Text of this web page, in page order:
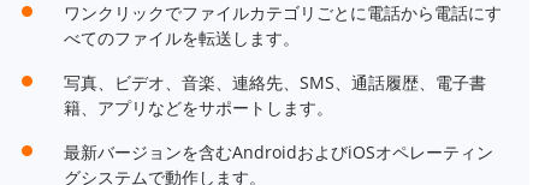
ワンクリックでファイルカテゴリごとに電話から電話にす
べてのファイルを転送します。
写真、ビデオ、音楽、連絡先、SMS、通話履歴、電子書
籍、アプリなどをサポートします。
最新バージョンを含むAndroidおよびiOSオペレーティン
グシステムで動作します。